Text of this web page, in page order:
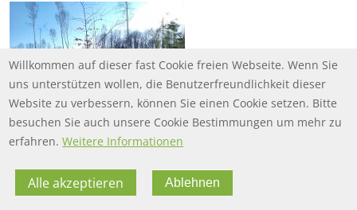
FOOTER MENU
FAQ FOOTER-DATENSCHUTZ
Datenschutz
Willkommen auf dieser fast Cookie freien Webseite. Wenn Sie
uns unterstützen wollen, die Benutzerfreundlichkeit dieser
Website zu verbessern, können Sie einen Cookie setzen. Bitte
besuchen Sie auch unsere Cookie Bestimmungen um mehr zu
erfahren. Weitere Informationen
Alle akzeptieren Ablehnen